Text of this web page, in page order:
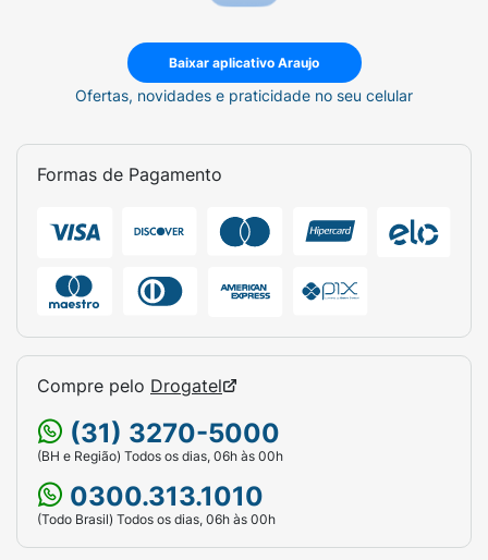
Baixar aplicativo Araujo
Ofertas, novidades e praticidade no seu celular
Formas de Pagamento
Compre pelo Drogatel
(31) 3270-5000
(BH e Região) Todos os dias, 06h às 00h
0300.313.1010
(Todo Brasil) Todos os dias, 06h às 00h